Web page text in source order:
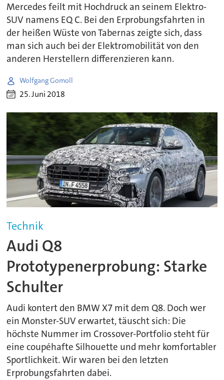
Mercedes feilt mit Hochdruck an seinem Elektro-
SUV namens EQ C. Bei den Erprobungsfahrten in
der heißen Wüste von Tabernas zeigte sich, dass
man sich auch bei der Elektromobilität von den
anderen Herstellern differenzieren kann.
Wolfgang Gomoll
25. Juni 2018
Technik
Audi Q8
Prototypenerprobung: Starke
Schulter
Audi kontert den BMW X7 mit dem Q8. Doch wer
ein Monster-SUV erwartet, täuscht sich: Die
höchste Nummer im Crossover-Portfolio steht für
eine coupéhafte Silhouette und mehr komfortabler
Sportlichkeit. Wir waren bei den letzten
Erprobungsfahrten dabei.